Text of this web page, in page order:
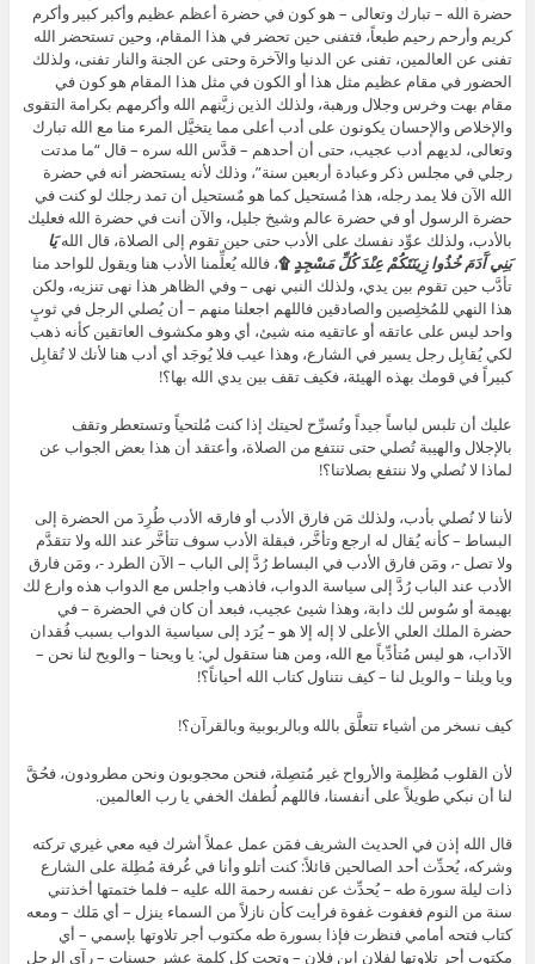
حضرة الله – تبارك وتعالى – هو كون في حضرة أعظم عظيم وأكبر كبير وأكرم
كريم وأرحم رحيم طبعاً، فتفنى حين تحضر في هذا المقام، وحين تستحضر الله
تفنى عن العالمين، تفنى عن الدنيا والآخرة وحتى عن الجنة والنار تفنى، ولذلك
الحضور في مقام عظيم مثل هذا أو الكون في مثل هذا المقام هو كون في
مقام بهت وخرس وجلال ورهبة، ولذلك الذين زيَّنهم الله وأكرمهم بكرامة التقوى
والإخلاص والإحسان يكونون على أدب أعلى مما يتخيَّل المرء منا مع الله تبارك
وتعالى، لديهم أدب عجيب، حتى أن أحدهم – قدَّس الله سره – قال “ما مدتت
رجلي في مجلس ذكر وعبادة أربعين سنة”، وذلك لأنه يستحضر أنه في حضرة
الله الآن فلا يمد رجله، هذا مُستحيل كما هو مٌستحيل أن تمد رجلك لو كنت في
حضرة الرسول أو في حضرة عالم وشيخ جليل، والآن أنت في حضرة الله فعليك
بالأدب، ولذلك عوِّد نفسك على الأدب حتى حين تقوم إلى الصلاة، قال اللهيَا
بَنِي آَدَمَ خُذُوا زِينَتَكُمْ عِنْدَ كُلِّ مَسْجِدٍ۩، فالله يُعلِّمنا الأدب هنا ويقول للواحد منا
تأدَّب حين تقوم بين يدي، ولذلك النبي نهى – وفي الظاهر هذا نهى تنزيه، ولكن
هذا النهي للمُخلِصين والصادقين فاللهم اجعلنا منهم – أن يُصلي الرجل في ثوبٍ
واحد ليس على عاتقه أو عاتقيه منه شيئ، أي وهو مكشوف العاتقين كأنه ذهب
لكي يُقابِل رجل يسير في الشارع، وهذا عيب فلا يُوجَد أي أدب هنا لأنك لا تُقابِل
كبيراً في قومك بهذه الهيئة، فكيف تقف بين يدي الله بها؟!
عليك أن تلبس لباساً جيداً وتُسرِّح لحيتك إذا كنت مُلتحياً وتستعطر وتقف
بالإجلال والهيبة تُصلي حتى تنتفع من الصلاة، وأعتقد أن هذا بعض الجواب عن
لماذا لا نُصلي ولا ننتفع بصلاتنا؟!
لأننا لا نُصلي بأدب، ولذلك مَن فارق الأدب أو فارقه الأدب طُرِدَ من الحضرة إلى
البساط – كأنه يُقال له ارجع وتأخَّر، فبقلة الأدب سوف تتأخَّر عند الله ولا تتقدَّم
ولا تصل -، ومَن فارق الأدب في البساط رُدَّ إلى الباب – الآن الطرد -، ومَن فارق
الأدب عند الباب رُدَّ إلى سياسة الدواب، فاذهب واجلس مع الدواب هذه وارع لك
بهيمة أو سُوس لك دابة، وهذا شيئ عجيب، فبعد أن كان في الحضرة – في
حضرة الملك العلي الأعلى لا إله إلا هو – يُرَد إلى سياسية الدواب بسبب فُقدان
الآداب، هو ليس مُتأدِّباً مع الله، ومن هنا ستقول لي: يا ويحنا – والويح لنا نحن –
ويا ويلنا – والويل لنا – كيف نتناول كتاب الله أحياناً؟!
كيف نسخر من أشياء تتعلَّق بالله وبالربوبية وبالقرآن؟!
لأن القلوب مُظلِمة والأرواح غير مُتصِلة، فنحن محجوبون ونحن مطرودون، فحُقَّ
لنا أن نبكي طويلاً على أنفسنا، فاللهم لُطفك الخفي يا رب العالمين.
قال الله إذن في الحديث الشريف فمَن عمل عملاً أشرك فيه معي غيري تركته
وشركه، يُحدِّث أحد الصالحين قائلاً: كنت أتلو وأنا في غُرفة مُطِلة على الشارع
ذات ليلة سورة طه – يُحدِّث عن نفسه رحمة الله عليه – فلما ختمتها أخذتني
سنة من النوم فغفوت غفوة فرأيت كأن نازلاً من السماء ينزل – أي مَلك – ومعه
كتاب فتحه أمامي فنظرت فإذا بسورة طه مكتوب أجر تلاوتها بإسمي – أي
مكتوب أجر تلاوتها لفلان ابن فلان – وتحت كل كلمة عشر حسنات – رآى الرجل